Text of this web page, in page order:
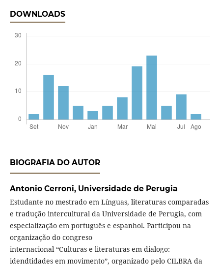
DOWNLOADS
BIOGRAFIA DO AUTOR
Antonio Cerroni, Universidade de Perugia
Estudante no mestrado em Línguas, literaturas comparadas
e tradução intercultural da Universidade de Perugia, com
especialização em português e espanhol. Participou na
organização do congreso
internacional “Culturas e literaturas em dialogo:
idendtidades em movimento”, organizado pelo CILBRA da